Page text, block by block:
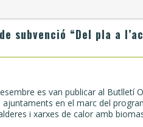
subvenció “Del pla a
es van publicar al Butlletí
ajuntaments en el marc del
i xarxes de calor amb